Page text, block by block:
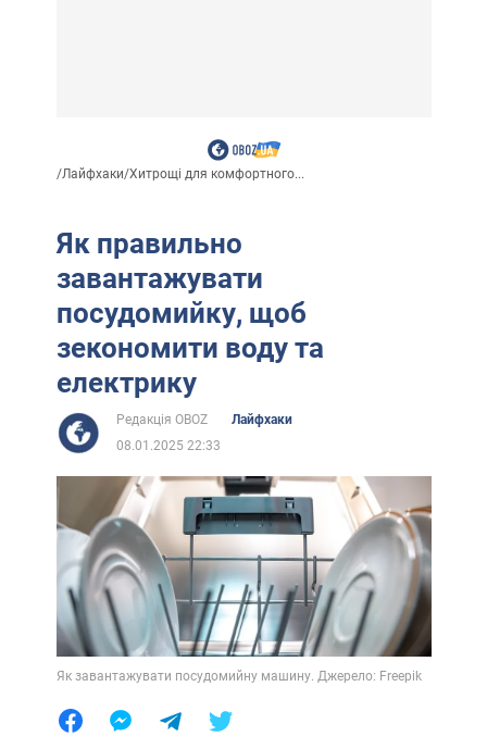
/Лайфхаки/Хитрощі для комфортного...
Як правильно
завантажувати
посудомийку, щоб
зекономити воду та
електрику
Редакція OBOZ
Лайфхаки
08.01.2025 22:33
Як завантажувати посудомийну машину. Джерело: Freepik